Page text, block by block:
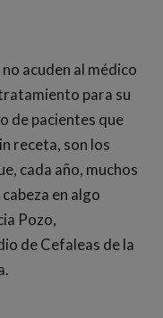
acuden al médico
para su
de pacientes que
receta, son los
cada año, muchos
en algo
Pozo,
de Cefaleas de la